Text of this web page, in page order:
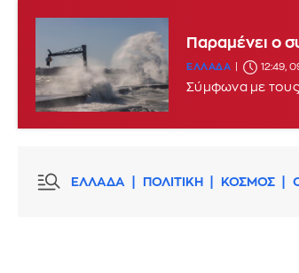
Παραμένει ο
ΕΛΛΑΔΑ 12:49,
Σύμφωνα με τους
ΕΛΛΑΔΑ ΠΟΛΙΤΙΚΗ ΚΟΣΜΟΣ